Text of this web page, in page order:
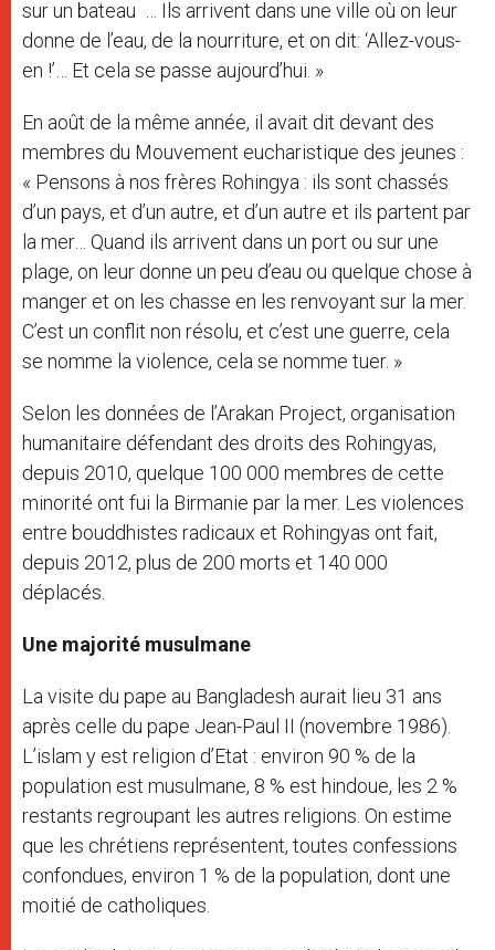
sur un bateau … Ils arrivent dans une ville où on leur
donne de l’eau, de la nourriture, et on dit: ‘Allez-vous-
en !’… Et cela se passe aujourd’hui. »
En août de la même année, il avait dit devant des
membres du Mouvement eucharistique des jeunes :
« Pensons à nos frères Rohingya : ils sont chassés
d’un pays, et d’un autre, et d’un autre et ils partent par
la mer… Quand ils arrivent dans un port ou sur une
plage, on leur donne un peu d’eau ou quelque chose à
manger et on les chasse en les renvoyant sur la mer.
C’est un conflit non résolu, et c’est une guerre, cela
se nomme la violence, cela se nomme tuer. »
Selon les données de l’Arakan Project, organisation
humanitaire défendant des droits des Rohingyas,
depuis 2010, quelque 100 000 membres de cette
minorité ont fui la Birmanie par la mer. Les violences
entre bouddhistes radicaux et Rohingyas ont fait,
depuis 2012, plus de 200 morts et 140 000
déplacés.
Une majorité musulmane
La visite du pape au Bangladesh aurait lieu 31 ans
après celle du pape Jean-Paul II (novembre 1986).
L’islam y est religion d’Etat : environ 90 % de la
population est musulmane, 8 % est hindoue, les 2 %
restants regroupant les autres religions. On estime
que les chrétiens représentent, toutes confessions
confondues, environ 1 % de la population, dont une
moitié de catholiques.